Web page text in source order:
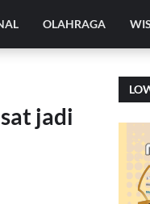
OLAHRAGA
jadi